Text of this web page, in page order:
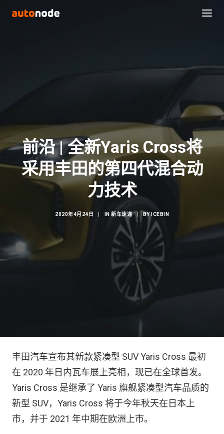
Search
前沿 | 全新Yaris Cross将
采用丰田的第四代混合动
力技术
2020年4月24日 IN 新车速递 BY ICEBIN
丰田汽车宣布其新款紧凑型 SUV Yaris Cross 最初
在 2020 年日内瓦车展上亮相，现已在全球首发。
Yaris Cross 是继承了 Yaris 旗舰紧凑型汽车品质的
新型 SUV，Yaris Cross 将于今年秋天在日本上
市，并于 2021 年中期在欧洲上市。